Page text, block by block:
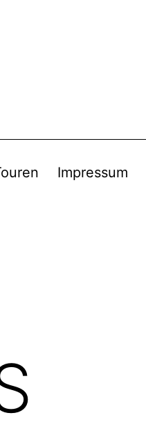
Impressum